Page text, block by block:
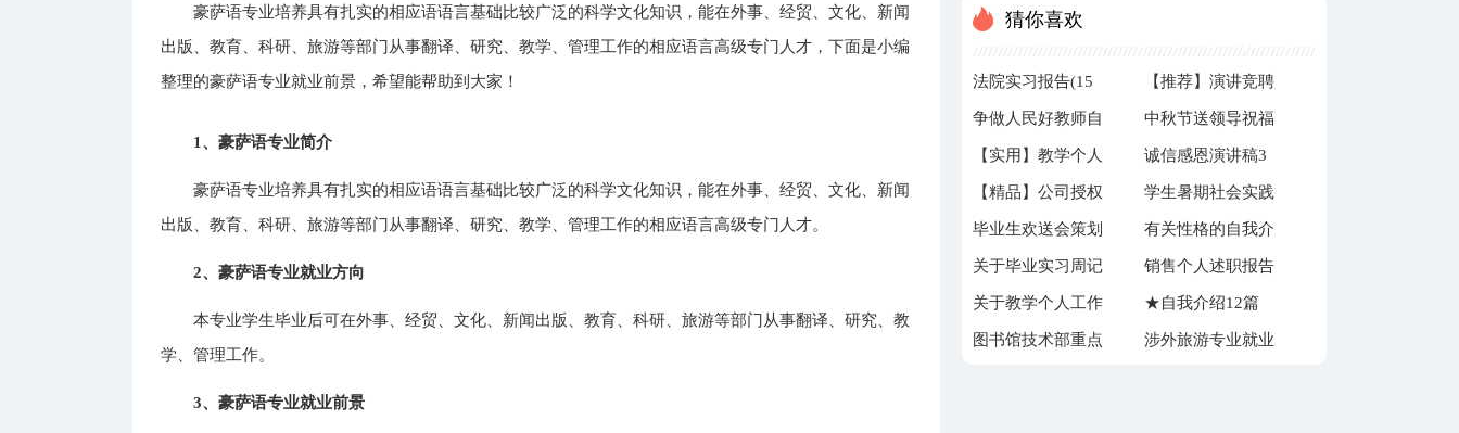
豪萨语专业培养具有扎实的相应语语言基础比较广泛的科学文化知识，能在外事、经贸、文化、新闻
出版、教育、科研、旅游等部门从事翻译、研究、教学、管理工作的相应语言高级专门人才，下面是小编
整理的豪萨语专业就业前景，希望能帮助到大家！
1、豪萨语专业简介
豪萨语专业培养具有扎实的相应语语言基础比较广泛的科学文化知识，能在外事、经贸、文化、新闻
出版、教育、科研、旅游等部门从事翻译、研究、教学、管理工作的相应语言高级专门人才。
2、豪萨语专业就业方向
本专业学生毕业后可在外事、经贸、文化、新闻出版、教育、科研、旅游等部门从事翻译、研究、教
学、管理工作。
3、豪萨语专业就业前景
猜你喜欢
法院实习报告(15
篇)
【推荐】演讲竞聘
演讲稿汇编10篇
争做人民好教师自
查报告
中秋节送领导祝福
语15篇
【实用】教学个人
工作计划集锦7篇
诚信感恩演讲稿3
篇
【精品】公司授权
委托书模板锦集六
篇
学生暑期社会实践
策划书
毕业生欢送会策划
书
有关性格的自我介
绍范文集锦4篇
关于毕业实习周记
集合7篇
销售个人述职报告
15篇
关于教学个人工作
总结3篇
★自我介绍12篇
图书馆技术部重点 涉外旅游专业就业